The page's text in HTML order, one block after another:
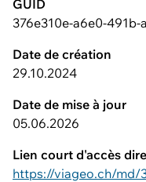
GUID
376e310e-a6e0-
Date de création
29.10.2024
Date de mise à jour
05.06.2026
Lien court d'accès
https://viageo.ch/md/